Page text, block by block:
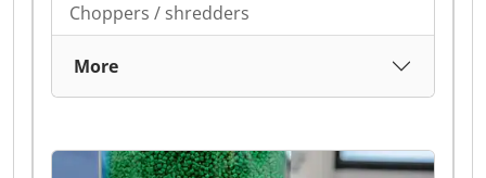
Choppers / shredders
More